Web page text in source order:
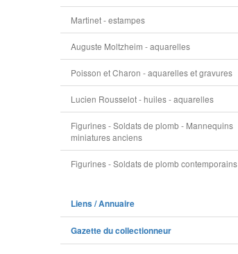
Martinet - estampes
Auguste Moltzheim - aquarelles
Poisson et Charon - aquarelles et gravures
Lucien Rousselot - huiles - aquarelles
Figurines - Soldats de plomb - Mannequins
miniatures anciens
Figurines - Soldats de plomb contemporains
Liens / Annuaire
Gazette du collectionneur